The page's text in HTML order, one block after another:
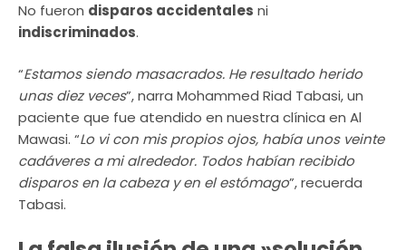
No fueron disparos accidentales ni
indiscriminados.
“Estamos siendo masacrados. He resultado herido
unas diez veces”, narra Mohammed Riad Tabasi, un
paciente que fue atendido en nuestra clínica en Al
Mawasi. “Lo vi con mis propios ojos, había unos veinte
cadáveres a mi alrededor. Todos habían recibido
disparos en la cabeza y en el estómago”, recuerda
Tabasi.